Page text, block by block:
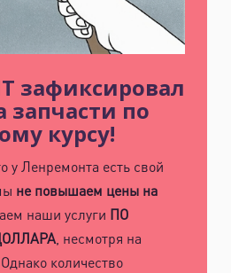
зафиксировал
запчасти по
курсу!
у Ленремонта есть свой
не повышаем цены на
наши услуги ПО
, несмотря на
количество